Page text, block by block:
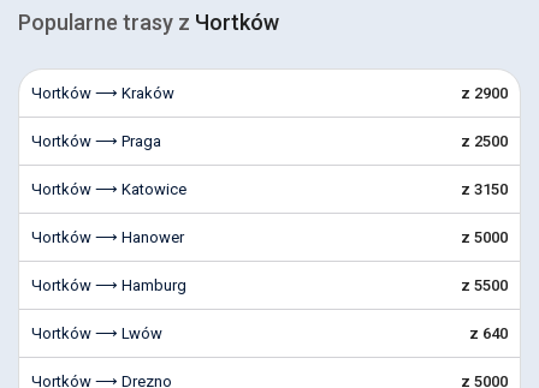
Popularne trasy z Чortków
Чortków ⟶ Kraków z 2900
Чortków ⟶ Praga z 2500
Чortków ⟶ Katowice z 3150
Чortków ⟶ Hanower z 5000
Чortków ⟶ Hamburg z 5500
Чortków ⟶ Lwów z 640
Чortków ⟶ Drezno z 5000